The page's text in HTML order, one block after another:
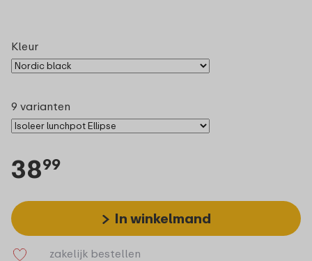
Kleur
9 varianten
3899
In winkelmand
zakelijk bestellen